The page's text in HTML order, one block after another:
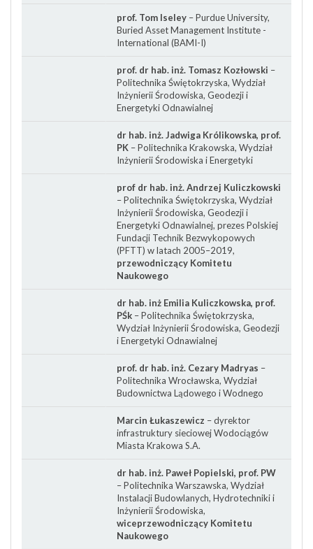
prof. Tom Iseley – Purdue University,
Buried Asset Management Institute -
International (BAMI-I)
prof. dr hab. inż. Tomasz Kozłowski –
Politechnika Świętokrzyska, Wydział
Inżynierii Środowiska, Geodezji i
Energetyki Odnawialnej
dr hab. inż. Jadwiga Królikowska, prof.
PK – Politechnika Krakowska, Wydział
Inżynierii Środowiska i Energetyki
prof dr hab. inż. Andrzej Kuliczkowski
– Politechnika Świętokrzyska, Wydział
Inżynierii Środowiska, Geodezji i
Energetyki Odnawialnej, prezes Polskiej
Fundacji Technik Bezwykopowych
(PFTT) w latach 2005–2019,
przewodniczący Komitetu
Naukowego
dr hab. inż Emilia Kuliczkowska, prof.
PŚk – Politechnika Świętokrzyska,
Wydział Inżynierii Środowiska, Geodezji
i Energetyki Odnawialnej
prof. dr hab. inż. Cezary Madryas –
Politechnika Wrocławska, Wydział
Budownictwa Lądowego i Wodnego
Marcin Łukaszewicz – dyrektor
infrastruktury sieciowej Wodociągów
Miasta Krakowa S.A.
dr hab. inż. Paweł Popielski, prof. PW
– Politechnika Warszawska, Wydział
Instalacji Budowlanych, Hydrotechniki i
Inżynierii Środowiska,
wiceprzewodniczący Komitetu
Naukowego